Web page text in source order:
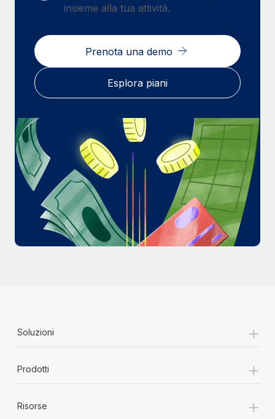
insieme alla tua attività.
Prenota una demo
Esplora piani
Soluzioni +
Prodotti +
Risorse +